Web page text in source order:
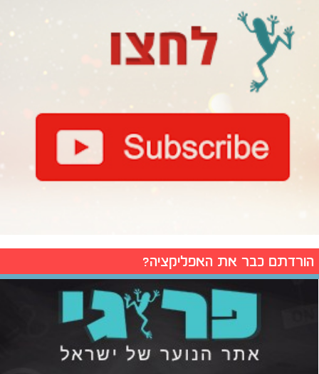
הורדתם כבר את האפליקציה?